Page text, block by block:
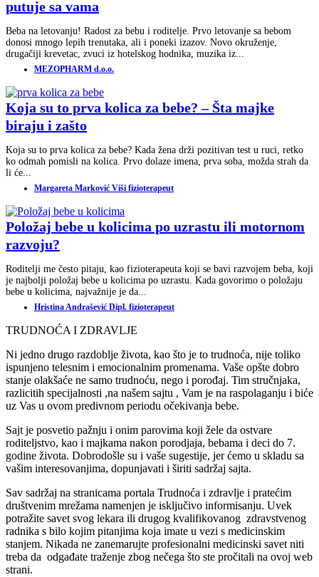
putuje sa vama
Beba na letovanju! Radost za bebu i roditelje. Prvo letovanje sa bebom
donosi mnogo lepih trenutaka, ali i poneki izazov. Novo okruženje,
drugačiji krevetac, zvuci iz hotelskog hodnika, muzika iz...
MEZOPHARM d.o.o.
Koja su to prva kolica za bebe? – Šta majke
biraju i zašto
Koja su to prva kolica za bebe? Kada žena drži pozitivan test u ruci, retko
ko odmah pomisli na kolica. Prvo dolaze imena, prva soba, možda strah da
li će...
Margareta Marković Viši fizioterapeut
Položaj bebe u kolicima po uzrastu ili motornom
razvoju?
Roditelji me često pitaju, kao fizioterapeuta koji se bavi razvojem beba, koji
je najbolji položaj bebe u kolicima po uzrastu. Kada govorimo o položaju
bebe u kolicima, najvažnije je da...
Hristina Andrašević Dipl. fizioterapeut
TRUDNOĆA I ZDRAVLJE
Ni jedno drugo razdoblje života, kao što je to trudnoća, nije toliko
ispunjeno telesnim i emocionalnim promenama. Vaše opšte dobro
stanje olakšaće ne samo trudnoću, nego i porođaj. Tim stručnjaka,
razlicitih specijalnosti ,na našem sajtu , Vam je na raspolaganju i biće
uz Vas u ovom predivnom periodu očekivanja bebe.
Sajt je posvetio pažnju i onim parovima koji žele da ostvare
roditeljstvo, kao i majkama nakon porodjaja, bebama i deci do 7.
godine života. Dobrodošle su i vaše sugestije, jer ćemo u skladu sa
vašim interesovanjima, dopunjavati i širiti sadržaj sajta.
Sav sadržaj na stranicama portala Trudnoća i zdravlje i pratećim
društvenim mrežama namenjen je isključivo informisanju. Uvek
potražite savet svog lekara ili drugog kvalifikovanog zdravstvenog
radnika s bilo kojim pitanjima koja imate u vezi s medicinskim
stanjem. Nikada ne zanemarujte profesionalni medicinski savet niti
treba da odgađate traženje zbog nečega što ste pročitali na ovoj web
strani.